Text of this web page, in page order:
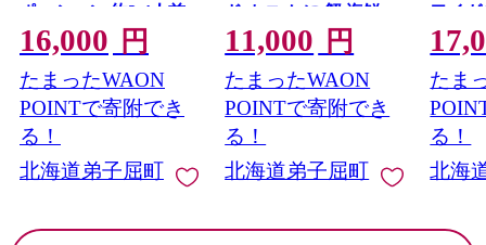
ポーション 約3-4人前
カニ 蟹 ずわいがに ズ
ワイ蟹 ずわい蟹 かに
しゃぶしゃぶ カニ鍋
かに鍋 むき身 剥き身
カット済 ギフト 期間
限定 数量限定 送料無
料 北海道 弟子屈町
16,000 円
たまったWAON
POINTで寄附でき
る！
北海道弟子屈町
ド カニ かに 蟹 海鮮
鍋 しゃぶしゃぶ 紅 ズ
ワイガニ ずわいがに
ズワイ ずわい 期間限
定 数量限定 送料無料
北海道 弟子屈町
11,000 円
たまったWAON
POINTで寄附でき
る！
北海道弟子屈町
ワイ
かに
ずわい
に カ
定 数
北海
たま
る！
北海